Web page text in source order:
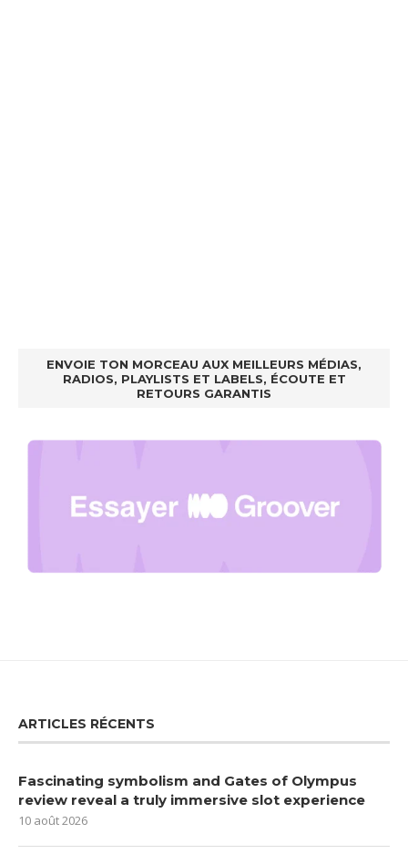
ENVOIE TON MORCEAU AUX MEILLEURS MÉDIAS,
RADIOS, PLAYLISTS ET LABELS, ÉCOUTE ET
RETOURS GARANTIS
ARTICLES RÉCENTS
Fascinating symbolism and Gates of Olympus
review reveal a truly immersive slot experience
10 août 2026